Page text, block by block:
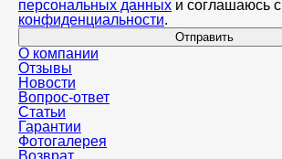
персональных данных и соглашаюсь с
конфиденциальности.
Отправить
О компании
Отзывы
Новости
Вопрос-ответ
Статьи
Гарантии
Фотогалерея
Возврат